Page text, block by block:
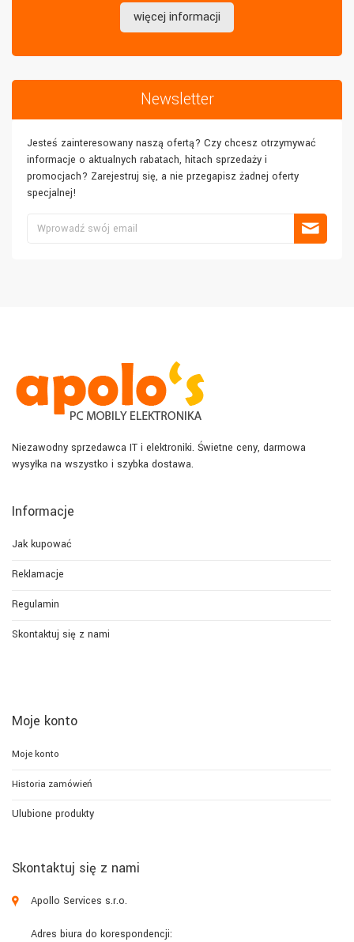
więcej informacji
Newsletter
Jesteś zainteresowany naszą ofertą? Czy chcesz otrzymywać
informacje o aktualnych rabatach, hitach sprzedaży i
promocjach? Zarejestruj się, a nie przegapisz żadnej oferty
specjalnej!
Niezawodny sprzedawca IT i elektroniki. Świetne ceny, darmowa
wysyłka na wszystko i szybka dostawa.
Informacje
Jak kupować
Reklamacje
Regulamin
Skontaktuj się z nami
Moje konto
Moje konto
Historia zamówień
Ulubione produkty
Skontaktuj się z nami
Apollo Services s.r.o.
Adres biura do korespondencji: